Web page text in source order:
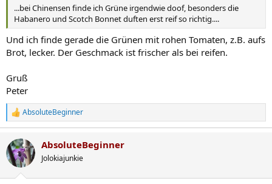
...bei Chinensen finde ich Grüne irgendwie doof, besonders die
Habanero und Scotch Bonnet duften erst reif so richtig....
Und ich finde gerade die Grünen mit rohen Tomaten, z.B. aufs
Brot, lecker. Der Geschmack ist frischer als bei reifen.
Gruß
Peter
R
e
k
t
i
AbsoluteBeginner
AbsoluteBeginner
Jolokiajunkie